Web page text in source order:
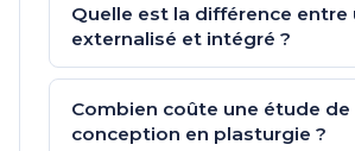
Quelle est la différence entre
externalisé et intégré ?
Combien coûte une étude de
conception en plasturgie ?